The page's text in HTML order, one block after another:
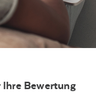
Bewertung